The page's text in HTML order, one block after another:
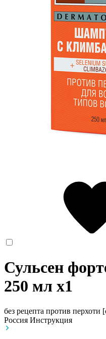
Сульсен
250 мл x1
без рецепта против перхоти
Россия Инструкция